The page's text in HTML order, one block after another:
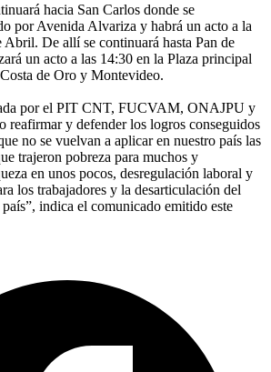
hacia San Carlos donde se
por Avenida Alvariza y habrá un acto a la
Abril. De allí se continuará hasta Pan de
un acto a las 14:30 en la Plaza principal
de Oro y Montevideo.
por el PIT CNT, FUCVAM, ONAJPU y
reafirmar y defender los logros conseguidos
no se vuelvan a aplicar en nuestro país las
trajeron pobreza para muchos y
en unos pocos, desregulación laboral y
los trabajadores y la desarticulación del
indica el comunicado emitido este